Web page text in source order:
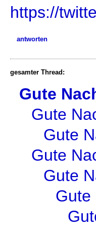
https://
antworten
gesamter Thread:
Gute
Gute
Gute
Gute
Gute
Gute